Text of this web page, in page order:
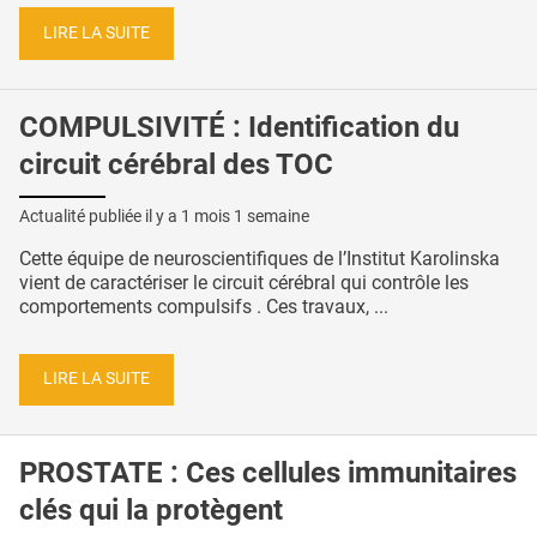
LIRE LA SUITE
COMPULSIVITÉ : Identification du
circuit cérébral des TOC
Actualité publiée il y a 1 mois 1 semaine
Cette équipe de neuroscientifiques de l’Institut Karolinska
vient de caractériser le circuit cérébral qui contrôle les
comportements compulsifs . Ces travaux, ...
LIRE LA SUITE
PROSTATE : Ces cellules immunitaires
clés qui la protègent